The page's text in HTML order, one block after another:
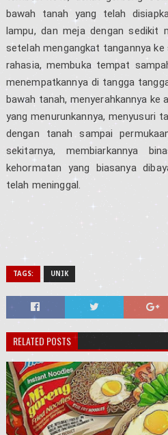
bawah tanah yang telah
lampu, dan meja dengan sedikit
setelah mengangkat tangannya
rahasia, membuka tempat
menempatkannya di tangga
bawah tanah, menyerahkannya ke
yang menurunkannya, menyusuri
dengan tanah sampai
sekitarnya, membiarkannya
kehormatan yang biasanya
telah meninggal.
TAGS: UNIK
RELATED POSTS